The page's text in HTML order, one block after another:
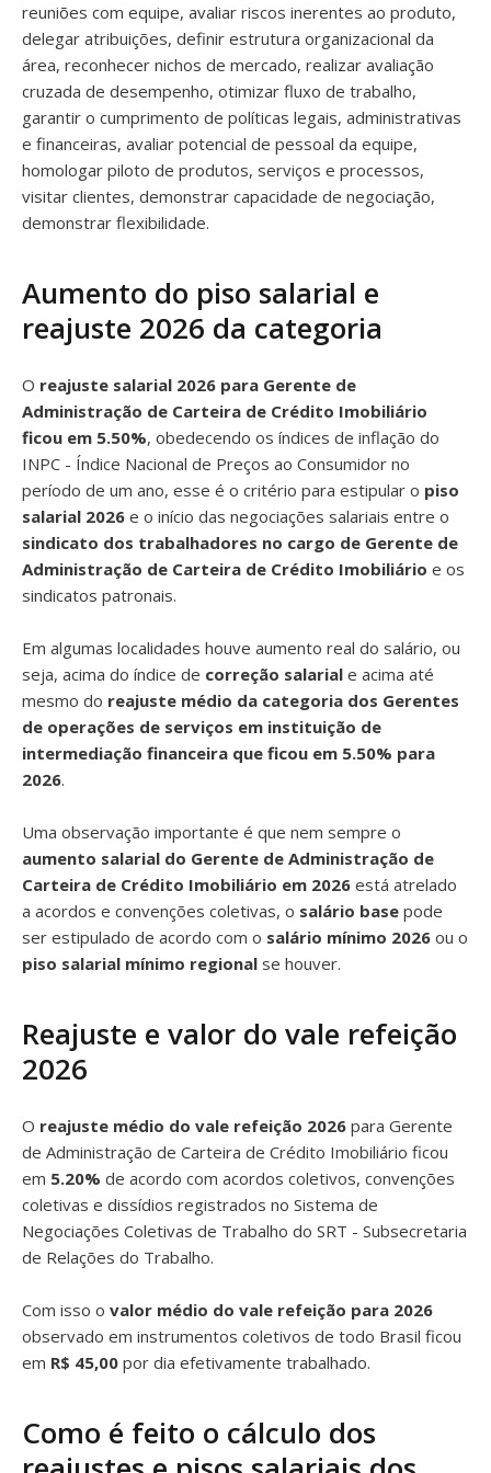
reuniões com equipe, avaliar riscos inerentes ao produto,
delegar atribuições, definir estrutura organizacional da
área, reconhecer nichos de mercado, realizar avaliação
cruzada de desempenho, otimizar fluxo de trabalho,
garantir o cumprimento de políticas legais, administrativas
e financeiras, avaliar potencial de pessoal da equipe,
homologar piloto de produtos, serviços e processos,
visitar clientes, demonstrar capacidade de negociação,
demonstrar flexibilidade.
Aumento do piso salarial e
reajuste 2026 da categoria
O reajuste salarial 2026 para Gerente de
Administração de Carteira de Crédito Imobiliário
ficou em 5.50%, obedecendo os índices de inflação do
INPC - Índice Nacional de Preços ao Consumidor no
período de um ano, esse é o critério para estipular o piso
salarial 2026 e o início das negociações salariais entre o
sindicato dos trabalhadores no cargo de Gerente de
Administração de Carteira de Crédito Imobiliário e os
sindicatos patronais.
Em algumas localidades houve aumento real do salário, ou
seja, acima do índice de correção salarial e acima até
mesmo do reajuste médio da categoria dos Gerentes
de operações de serviços em instituição de
intermediação financeira que ficou em 5.50% para
2026.
Uma observação importante é que nem sempre o
aumento salarial do Gerente de Administração de
Carteira de Crédito Imobiliário em 2026 está atrelado
a acordos e convenções coletivas, o salário base pode
ser estipulado de acordo com o salário mínimo 2026 ou o
piso salarial mínimo regional se houver.
Reajuste e valor do vale refeição
2026
O reajuste médio do vale refeição 2026 para Gerente
de Administração de Carteira de Crédito Imobiliário ficou
em 5.20% de acordo com acordos coletivos, convenções
coletivas e dissídios registrados no Sistema de
Negociações Coletivas de Trabalho do SRT - Subsecretaria
de Relações do Trabalho.
Com isso o valor médio do vale refeição para 2026
observado em instrumentos coletivos de todo Brasil ficou
em R$ 45,00 por dia efetivamente trabalhado.
Como é feito o cálculo dos